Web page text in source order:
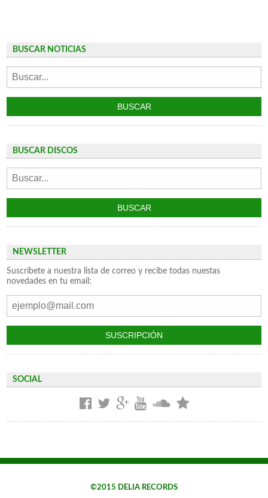
BUSCAR NOTICIAS
BUSCAR DISCOS
NEWSLETTER
Suscríbete a nuestra lista de correo y recibe todas nuestas
novedades en tu email:
SOCIAL
©2015 DELIA RECORDS